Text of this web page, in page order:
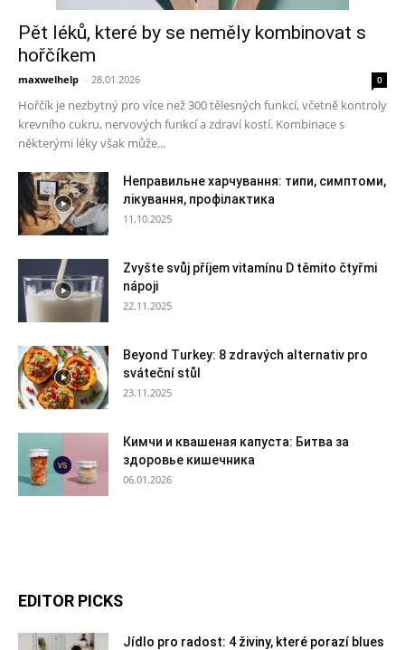
Pět léků, které by se neměly kombinovat s
hořčíkem
maxwelhelp - 28.01.2026 0
Hořčík je nezbytný pro více než 300 tělesných funkcí, včetně kontroly
krevního cukru, nervových funkcí a zdraví kostí. Kombinace s
některými léky však může...
Неправильне харчування: типи, симптоми,
лікування, профілактика
11.10.2025
Zvyšte svůj příjem vitamínu D těmito čtyřmi
nápoji
22.11.2025
Beyond Turkey: 8 zdravých alternativ pro
sváteční stůl
23.11.2025
Кимчи и квашеная капуста: Битва за
здоровье кишечника
06.01.2026
EDITOR PICKS
Jídlo pro radost: 4 živiny, které porazí blues